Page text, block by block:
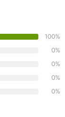
100%
0%
0%
0%
0%